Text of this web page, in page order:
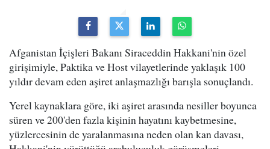
Afganistan İçişleri Bakanı Siraceddin Hakkani'nin özel
girişimiyle, Paktika ve Host vilayetlerinde yaklaşık 100
yıldır devam eden aşiret anlaşmazlığı barışla sonuçlandı.
Yerel kaynaklara göre, iki aşiret arasında nesiller boyunca
süren ve 200'den fazla kişinin hayatını kaybetmesine,
yüzlercesinin de yaralanmasına neden olan kan davası,